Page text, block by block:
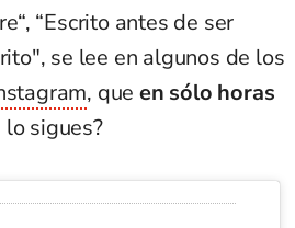
“Escrito antes de ser
se lee en algunos de los
, queen sólo horas
lo sigues?